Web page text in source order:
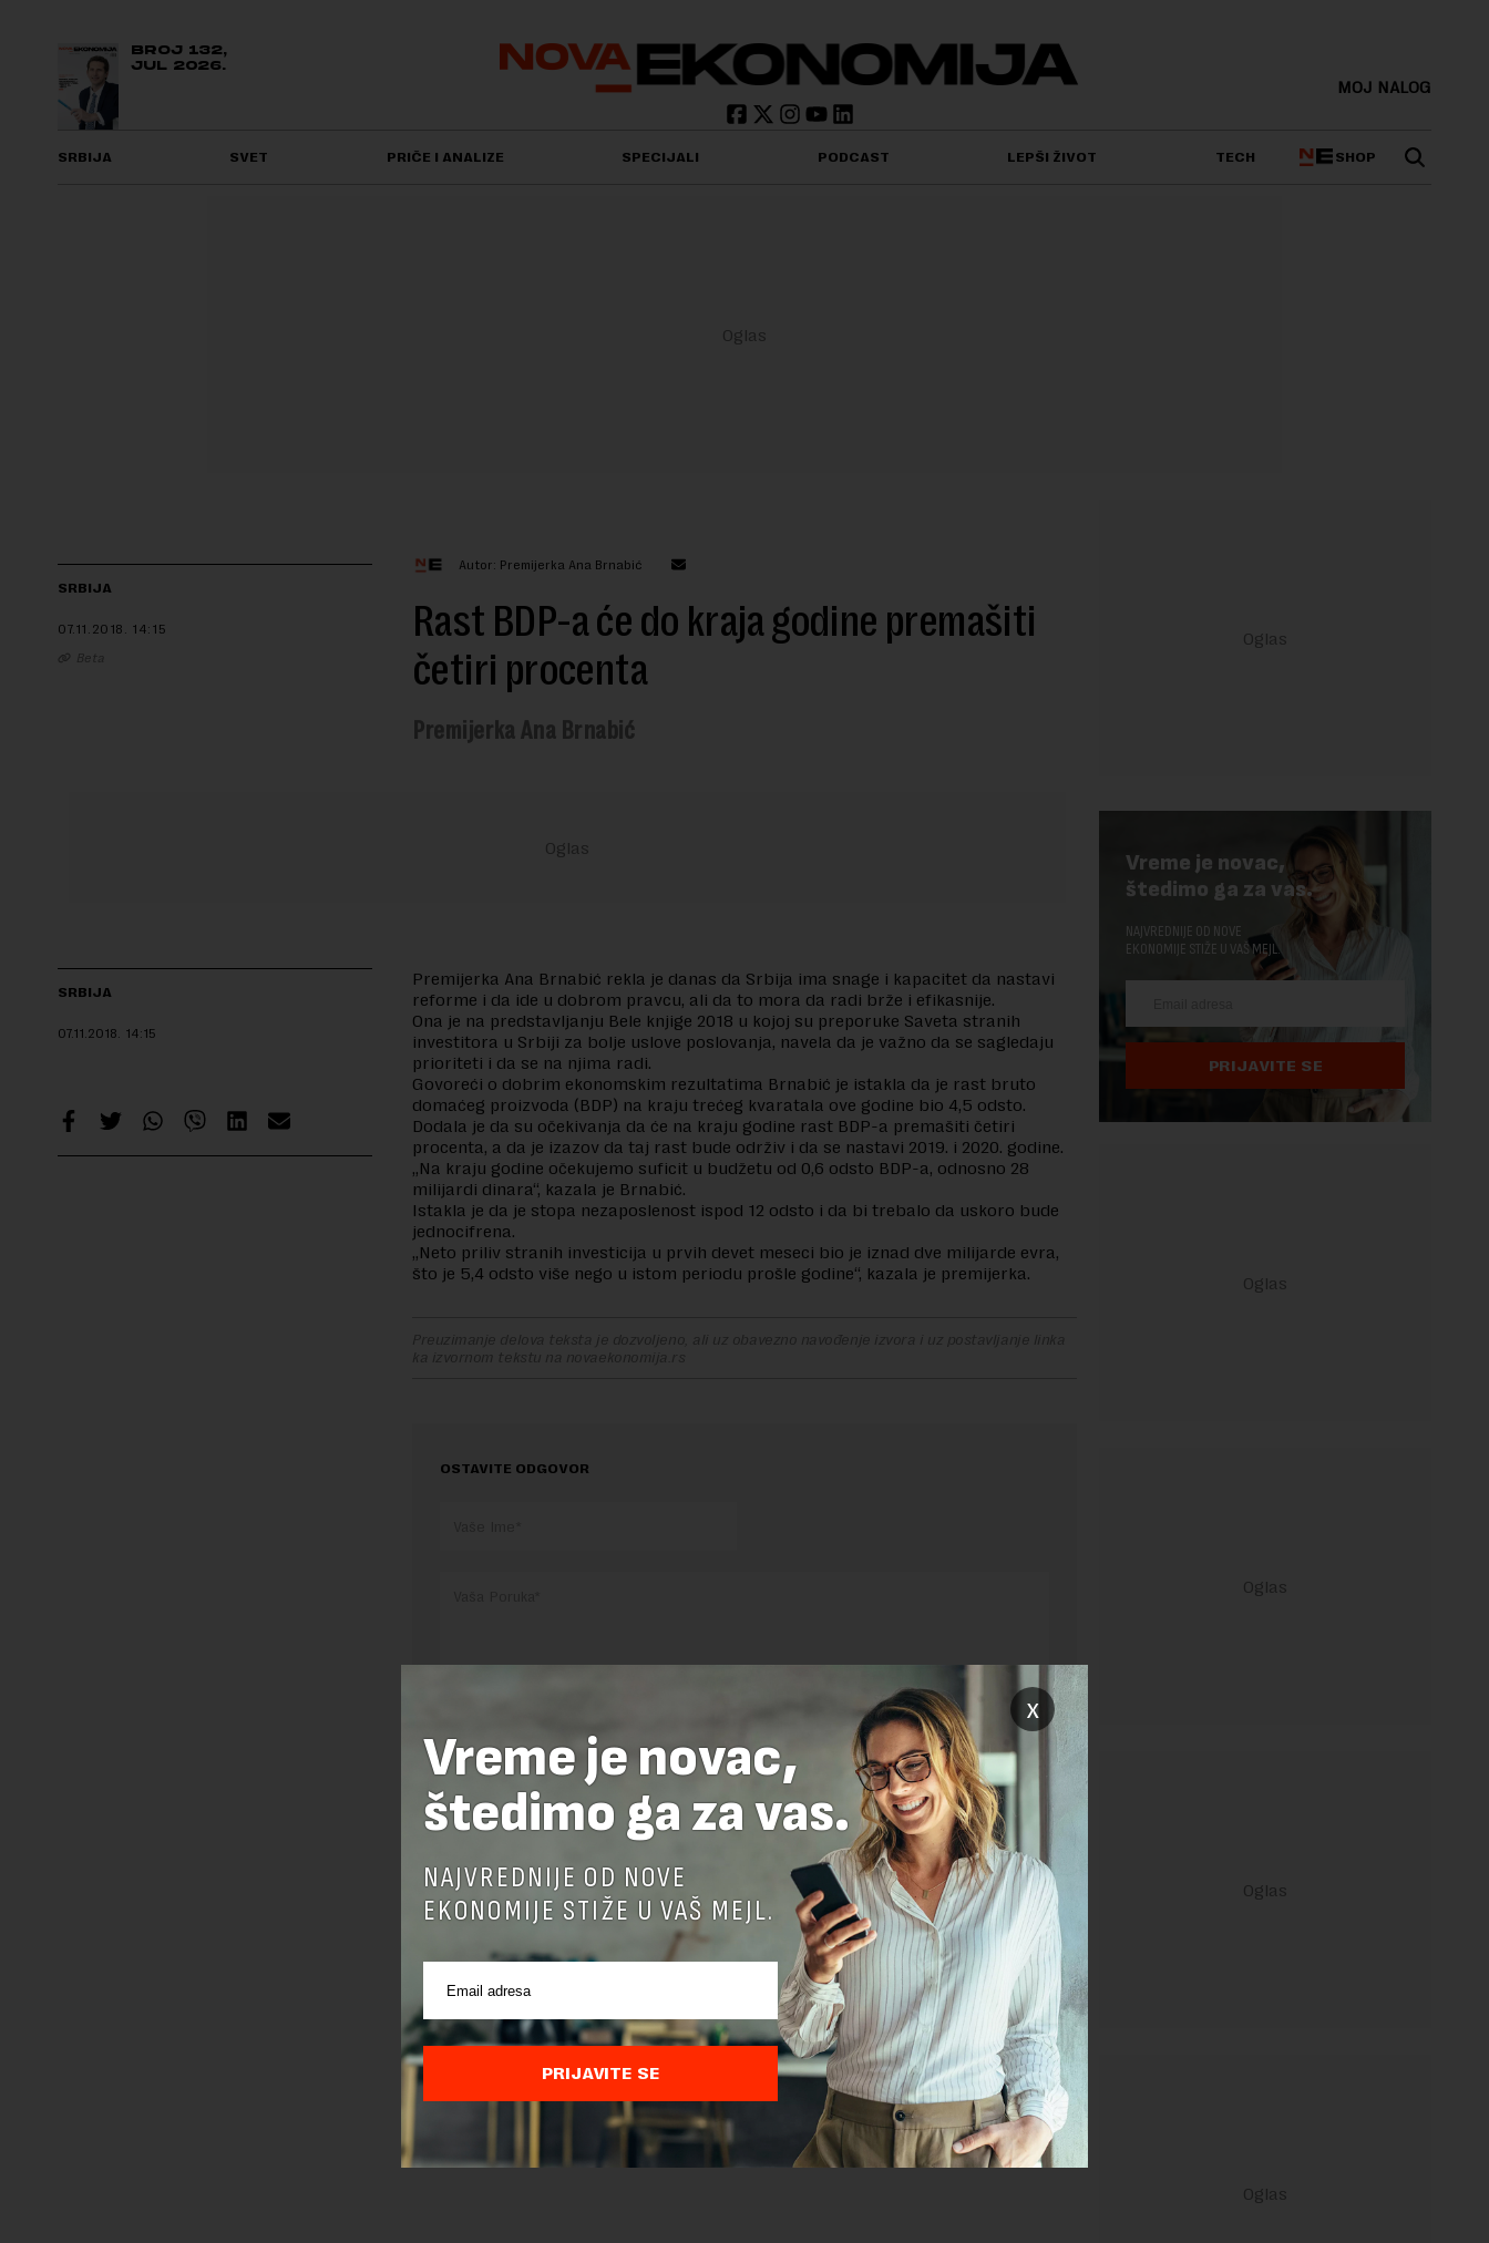
BROJ 132,
JUL 2026.
MOJ NALOG
SRBIJA SVET PRIČE I ANALIZE SPECIJALI PODCAST LEPŠI ŽIVOT TECH SHOP
SRBIJA
07.11.2018. 14:15
Beta
Autor: Premijerka Ana Brnabić
Rast BDP-a će do kraja godine premašiti
četiri procenta
Premijerka Ana Brnabić
SRBIJA
07.11.2018. 14:15
Premijerka Ana Brnabić rekla je danas da Srbija ima snage i kapacitet da nastavi
reforme i da ide u dobrom pravcu, ali da to mora da radi brže i efikasnije.
Ona je na predstavljanju Bele knjige 2018 u kojoj su preporuke Saveta stranih
investitora u Srbiji za bolje uslove poslovanja, navela da je važno da se sagledaju
prioriteti i da se na njima radi.
Govoreći o dobrim ekonomskim rezultatima Brnabić je istakla da je rast bruto
domaćeg proizvoda (BDP) na kraju trećeg kvaratala ove godine bio 4,5 odsto.
Dodala je da su očekivanja da će na kraju godine rast BDP-a premašiti četiri
procenta, a da je izazov da taj rast bude održiv i da se nastavi 2019. i 2020. godine.
„Na kraju godine očekujemo suficit u budžetu od 0,6 odsto BDP-a, odnosno 28
milijardi dinara“, kazala je Brnabić.
Istakla je da je stopa nezaposlenost ispod 12 odsto i da bi trebalo da uskoro bude
jednocifrena.
„Neto priliv stranih investicija u prvih devet meseci bio je iznad dve milijarde evra,
što je 5,4 odsto više nego u istom periodu prošle godine“, kazala je premijerka.
Preuzimanje delova teksta je dozvoljeno, ali uz obavezno navođenje izvora i uz postavljanje linka
ka izvornom tekstu na novaekonomija.rs
OSTAVITE ODGOVOR
Pre slanja komentara, molimo vas da se upoznate sa
pravilima komentarisanja i pravilima
korišćenja sajta.
Sajt je zaštićen pomocu reCaptcha i Google. Google Politika PrivatnostiiGoogle Uslovi
Korišćenjasu primenjeni.
Vreme je novac,
štedimo ga za vas.
NAJVREDNIJE OD NOVE
EKONOMIJE STIŽE U VAŠ MEJL.
PRIJAVITE SE
x
Vreme je novac,
štedimo ga za vas.
NAJVREDNIJE OD NOVE
EKONOMIJE STIŽE U VAŠ MEJL.
PRIJAVITE SE